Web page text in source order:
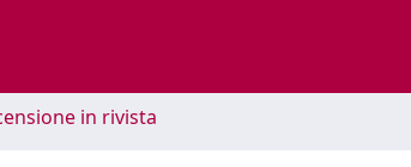
in rivista